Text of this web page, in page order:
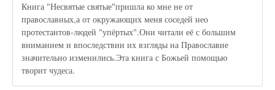
Книга "Несвятые святые"пришла ко мне не от
православных,а от окружающих меня соседей нео
протестантов-людей "упёртых".Они читали её с большим
вниманием и впоследствии их взгляды на Православие
значительно изменились.Эта книга с Божьей помощью
творит чудеса.